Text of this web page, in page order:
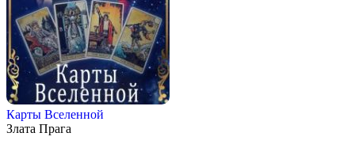
Карты Вселенной
Злата Прага